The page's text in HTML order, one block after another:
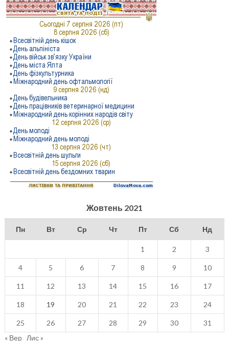
Жовтень 2021
Пн Вт Ср Чт Пт Сб Нд
1 2 3
4 5 6 7 8 9 10
11 12 13 14 15 16 17
18 19 20 21 22 23 24
25 26 27 28 29 30
31
« Вер Лис »